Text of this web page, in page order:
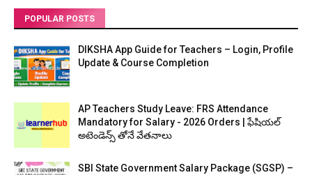
POPULAR POSTS
DIKSHA App Guide for Teachers – Login, Profile
Update & Course Completion
AP Teachers Study Leave: FRS Attendance
Mandatory for Salary - 2026 Orders | ఫేషియల్
అటెండెన్స్ తోనే వేతనాలు
SBI State Government Salary Package (SGSP) –